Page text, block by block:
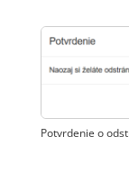
Potvrdenie o